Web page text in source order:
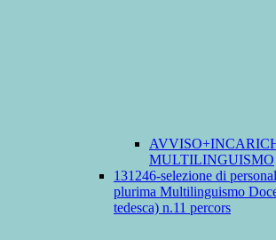
MULTILINGUISMO
131246-selezione di
plurima Multilinguismo
tedesca) n.11 percors